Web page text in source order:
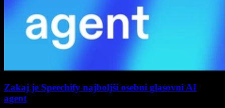
Zakaj je Speechify najboljši osebni glasovni AI
agent